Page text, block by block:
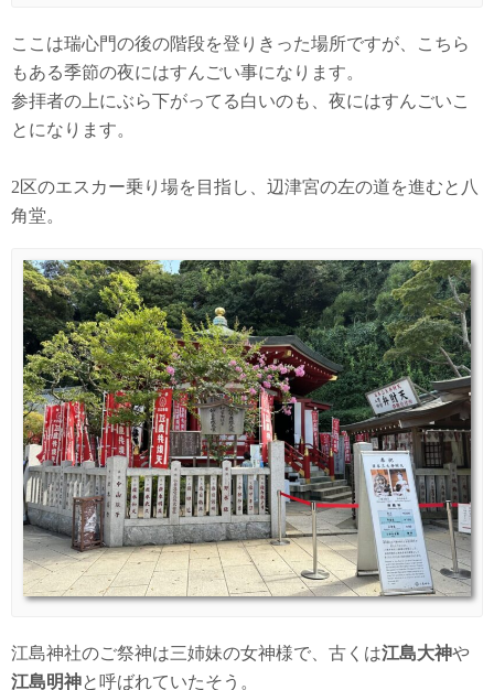
ここは瑞心門の後の階段を登りきった場所ですが、こちら
もある季節の夜にはすんごい事になります。
参拝者の上にぶら下がってる白いのも、夜にはすんごいこ
とになります。
2区のエスカー乗り場を目指し、辺津宮の左の道を進むと八
角堂。
江島神社のご祭神は三姉妹の女神様で、古くは江島大神や
江島明神と呼ばれていたそう。